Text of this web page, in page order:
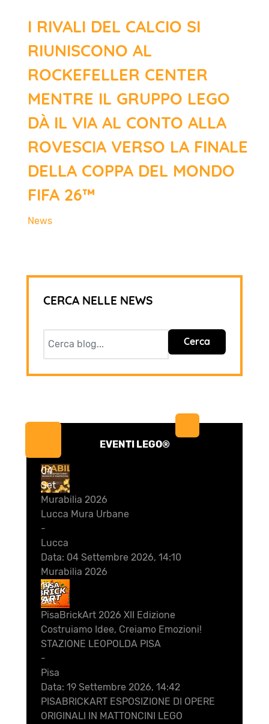
I RIVALI DEL CALCIO SI
RIUNISCONO AL
ROCKEFELLER CENTER
MENTRE IL GRUPPO LEGO
DÀ IL VIA AL CONTO ALLA
ROVESCIA VERSO LA FINALE
DELLA COPPA DEL MONDO
FIFA 26™
News
CERCA NELLE NEWS
Cerca
EVENTI LEGO®
04
Set
Murabilia 2026
Lucca Mura Urbane
-
Lucca
Data: 04 Settembre 2026, 14:10
Murabilia 2026
19
Set
PisaBrickArt 2026 XII Edizione
Costruiamo Idee, Creiamo Emozioni!
STAZIONE LEOPOLDA PISA
-
Pisa
Data: 19 Settembre 2026, 14:42
PISABRICKART ESPOSIZIONE DI OPERE
ORIGINALI IN MATTONCINI LEGO